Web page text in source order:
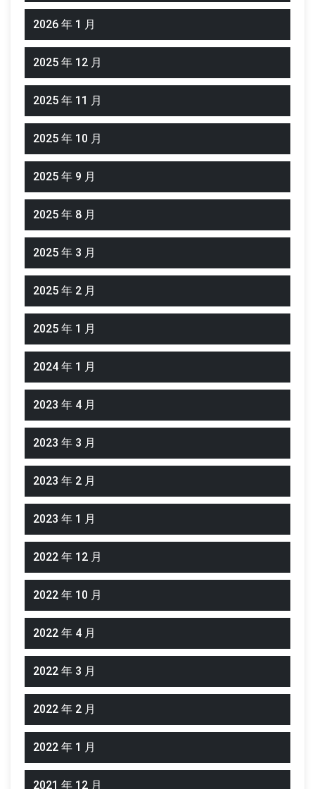
2026 年 1 月
2025 年 12 月
2025 年 11 月
2025 年 10 月
2025 年 9 月
2025 年 8 月
2025 年 3 月
2025 年 2 月
2025 年 1 月
2024 年 1 月
2023 年 4 月
2023 年 3 月
2023 年 2 月
2023 年 1 月
2022 年 12 月
2022 年 10 月
2022 年 4 月
2022 年 3 月
2022 年 2 月
2022 年 1 月
2021 年 12 月